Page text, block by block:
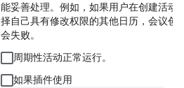
能妥善处理。例如，如果用户在创建活动
择自己具有修改权限的其他日历，会议创
会失败。
周期性活动正常运行。
如果插件使用